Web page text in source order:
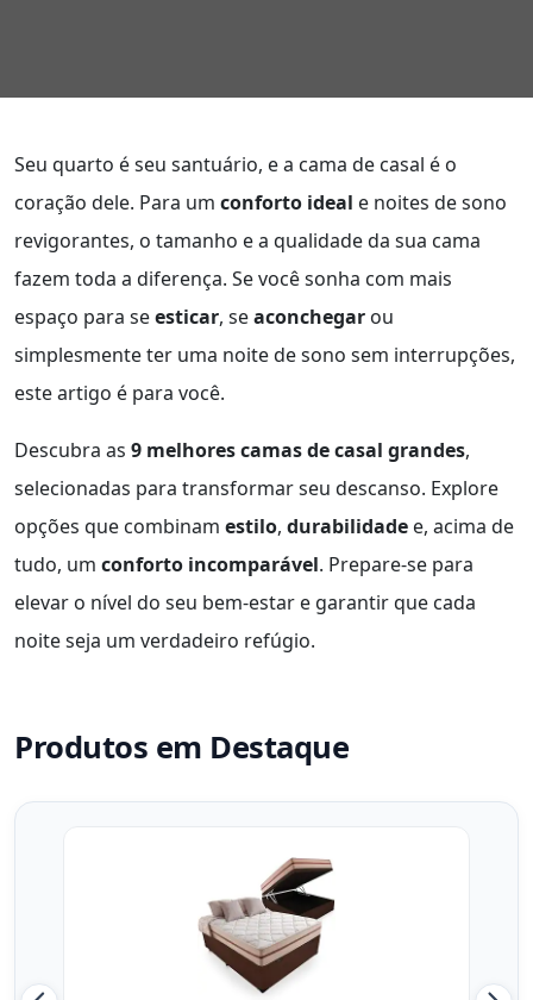
Seu quarto é seu santuário, e a cama de casal é o
coração dele. Para um conforto ideal e noites de sono
revigorantes, o tamanho e a qualidade da sua cama
fazem toda a diferença. Se você sonha com mais
espaço para seesticar, seaconchegar ou
simplesmente ter uma noite de sono sem interrupções,
este artigo é para você.
Descubra as 9 melhores camas de casal grandes,
selecionadas para transformar seu descanso. Explore
opções que combinam estilo, durabilidade e, acima de
tudo, um conforto incomparável. Prepare-se para
elevar o nível do seu bem-estar e garantir que cada
noite seja um verdadeiro refúgio.
Produtos em Destaque